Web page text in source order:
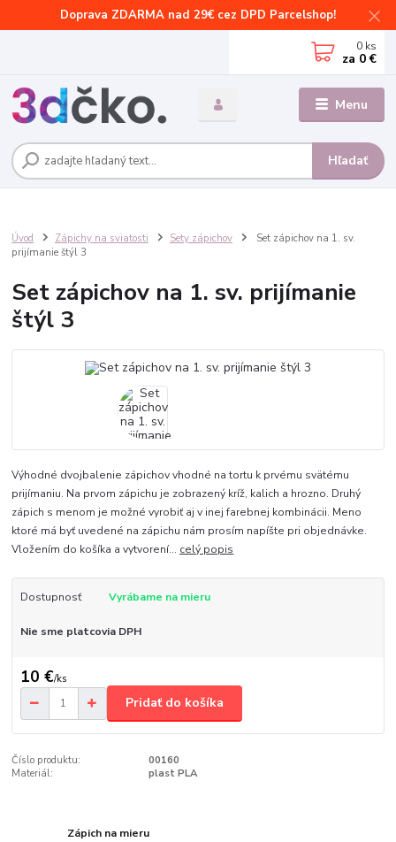
Doprava ZDARMA nad 29€ cez DPD Parcelshop!
Menu
Hľadať
0 ks
za 0 €
Úvod Zápichy na sviatosti Sety zápichov
Set zápichov na 1. sv.
prijímanie štýl 3
Set zápichov na 1. sv. prijímanie
štýl 3
Výhodné dvojbalenie zápichov vhodné na tortu k prvému svätému
prijímaniu. Na prvom zápichu je zobrazený kríž, kalich a hrozno. Druhý
zápich s menom je možné vyrobiť aj v inej farebnej kombinácii. Meno
ktoré má byť uvedené na zápichu nám prosím napíšte pri objednávke.
Vložením do košíka a vytvorení... celý popis
Dostupnosť Vyrábame na mieru
Nie sme platcovia DPH
10 €/ks
Pridať do košíka
Číslo produktu:
00160
Materiál:
plast PLA
Zápich na mieru